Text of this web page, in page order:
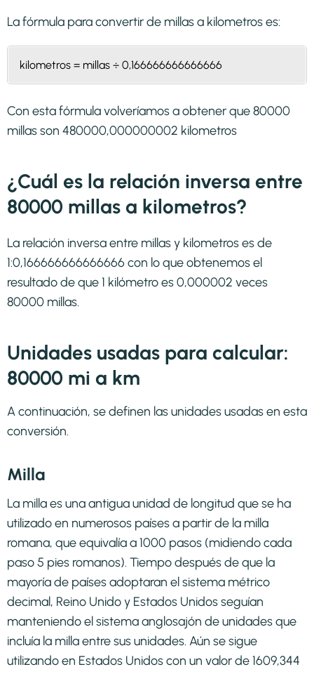
La fórmula para convertir de millas a kilometroses:
kilometros = millas ÷ 0,166666666666666
Con esta fórmula volveríamos a obtener que 80000
millas son 480000,000000002 kilometros
¿Cuál es la relación inversa entre
80000 millas a kilometros?
La relación inversa entre millas y kilometros es de
1:0,166666666666666 con lo que obtenemos el
resultado de que 1 kilómetro es 0,000002 veces
80000 millas.
Unidades usadas para calcular:
80000 mi a km
A continuación, se definen las unidades usadas en esta
conversión.
Milla
La milla es una antigua unidad de longitud que se ha
utilizado en numerosos países a partir de la milla
romana, que equivalía a 1000 pasos (midiendo cada
paso 5 pies romanos). Tiempo después de que la
mayoría de países adoptaran el sistema métrico
decimal, Reino Unido y Estados Unidos seguían
manteniendo el sistema anglosajón de unidades que
incluía la milla entre sus unidades. Aún se sigue
utilizando en Estados Unidos con un valor de 1609,344